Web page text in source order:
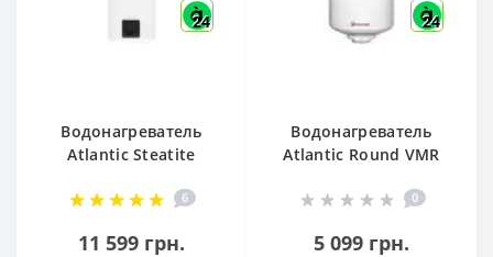
24
Водонагреватель
Atlantic Steatite
1500W, - 841286
6
11 599 грн.
24
Водонагреватель
Atlantic Round VMR
951136
0
5 099 грн.